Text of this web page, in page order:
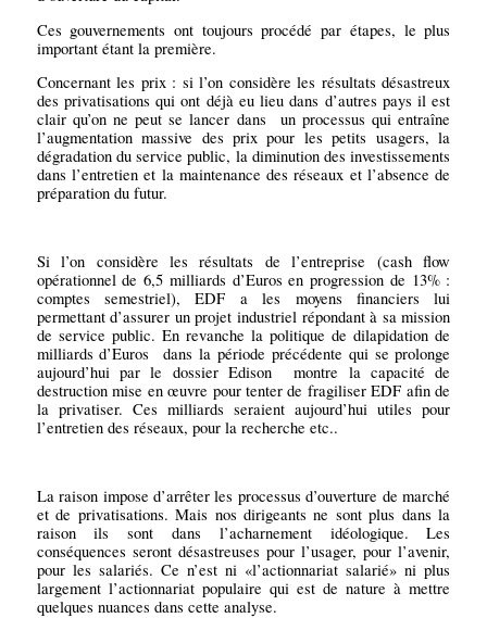
Ces gouvernements ont toujours procédé par étapes, le plus
important étant la première.
Concernant les prix : si l’on considère les résultats désastreux
des privatisations qui ont déjà eu lieu dans d’autres pays il est
clair qu’on ne peut se lancer dans
un processus qui entraîne
l’augmentation massive des prix pour les petits usagers, la
dégradation du service public, la diminution des investissements
dans l’entretien et la maintenance des réseaux et l’absence de
préparation du futur.
Si l’on considère les résultats de l’entreprise (cash flow
opérationnel de 6,5 milliards d’Euros en progression de 13% :
comptes semestriel), EDF a les moyens financiers lui
permettant d’assurer un projet industriel répondant à sa mission
de service public. En revanche la politique de dilapidation de
milliards d’Euros
dans la période précédente qui se prolonge
aujourd’hui par le dossier Edison
montre la capacité de
destruction mise en œuvre pour tenter de fragiliser EDF afin de
la privatiser. Ces milliards seraient aujourd’hui utiles pour
l’entretien des réseaux, pour la recherche etc..
La raison impose d’arrêter les processus d’ouverture de marché
et de privatisations. Mais nos dirigeants ne sont plus dans la
raison ils sont dans l’acharnement idéologique. Les
conséquences seront désastreuses pour l’usager, pour l’avenir,
pour les salariés. Ce n’est ni «l’actionnariat salarié» ni plus
largement l’actionnariat populaire qui est de nature à mettre
quelques nuances dans cette analyse.